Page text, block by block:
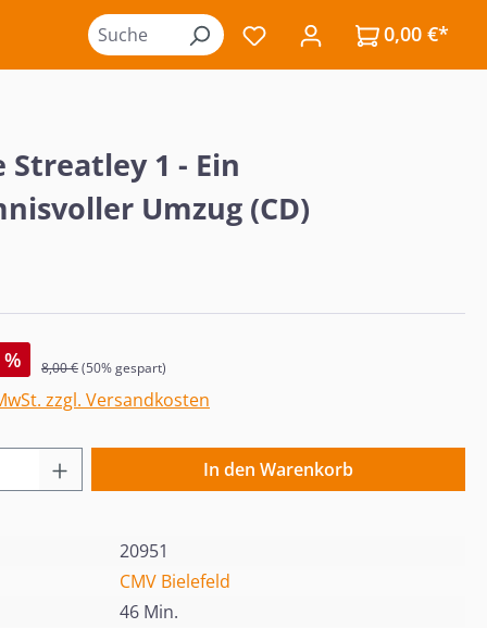
Du hast 0 Produkte auf
0,00 €*
Streatley 1 - Ein
Umzug (CD)
% Regulärer Preis:
8,00 €(50% gespart)
zzgl. Versandkosten
Gib den gewünschten Wert
In den Warenkorb
20951
CMV Bielefeld
46 Min.